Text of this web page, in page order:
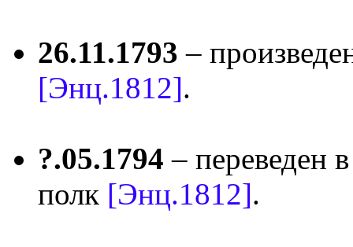
26.11.1793 –
[Энц.1812].
?.05.1794 – переведен
полк [Энц.1812].